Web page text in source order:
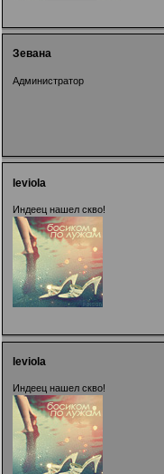
Зевана
Администратор
leviola
Индеец нашел скво!
leviola
Индеец нашел скво!